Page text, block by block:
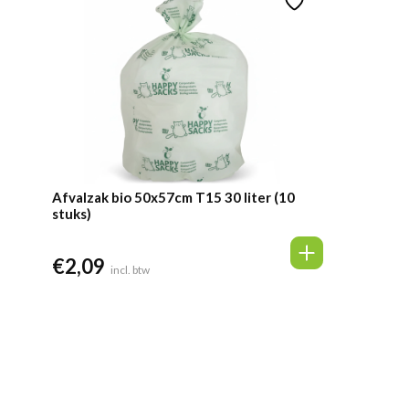
Afvalzak bio 50x57cm T15 30 liter (10
stuks)
€2,09 incl. btw